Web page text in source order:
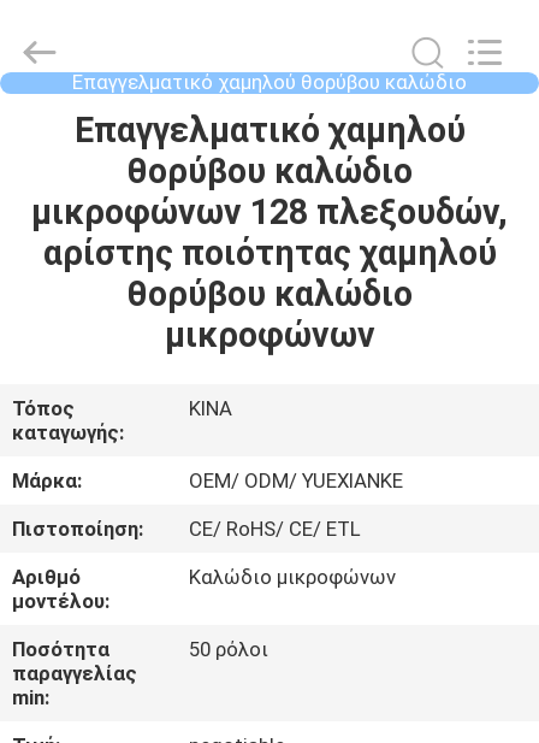
ΣΠΊΤΙ
ΠΡΟΪΌΝΤΑ
ΒΊΝΤΕΟ
ΕΜΕΊΣ
ΓΎΡΟΣ
ΕΡΓΟΣΤΑΣΊΩΝ
ΠΟΙΟΤΙΚΌΣ
ΈΛΕΓΧΟΣ
ΜΑΣ
Cable
Industry
Co.,
Ltd. .
Επαγγελματικό χαμηλού θορύβου καλώδιο
μικροφώνων
Επαγγελματικό χαμηλού
θορύβου καλώδιο
μικροφώνων 128 πλεξουδών,
αρίστης ποιότητας χαμηλού
θορύβου καλώδιο
μικροφώνων
Τόπος
καταγωγής:
ΚΙΝΑ
Μάρκα:
OEM/ ODM/ YUEXIANKE
Πιστοποίηση:
CE/ RoHS/ CE/ ETL
Αριθμό
μοντέλου:
Καλώδιο μικροφώνων
Ποσότητα
παραγγελίας
min:
50 ρόλοι